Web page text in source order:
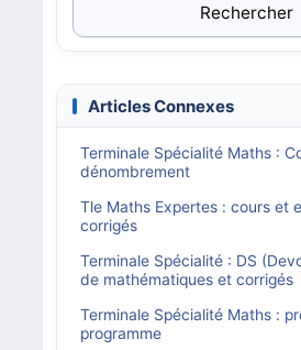
Rechercher
Articles Connexes
Terminale Spécialité Maths :
dénombrement
Tle Maths Expertes : cours et
corrigés
Terminale Spécialité : DS
de mathématiques et corrigés
Terminale Spécialité Maths :
programme